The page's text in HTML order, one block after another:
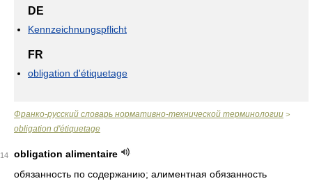
DE
Kennzeichnungspflicht
FR
obligation d'étiquetage
Франко-русский словарь нормативно-технической терминологии >
obligation d'étiquetage
14
obligation alimentaire
обязанность по содержанию; алиментная обязанность